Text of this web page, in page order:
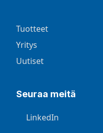
Tuotteet
Yritys
Uutiset
Seuraa meitä
LinkedIn